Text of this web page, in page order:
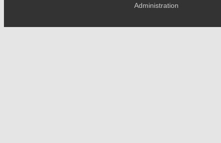
Administration